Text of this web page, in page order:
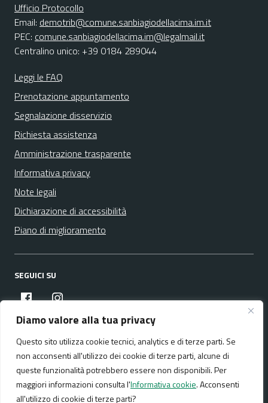
Diamo valore alla tua privacy
Questo sito utilizza cookie tecnici, analytics e di terze parti. Se
non acconsenti all'utilizzo dei cookie di terze parti, alcune di
queste funzionalità potrebbero essere non disponibili. Per
maggiori informazioni consulta l'Informativa cookie. Acconsenti
all'utilizzo di cookie di terze parti?
Ufficio Protocollo
Email: demotrib@comune.sanbiagiodellacima.im.it
PEC: comune.sanbiagiodellacima.im@legalmail.it
Centralino unico: +39 0184 289044
Leggi le FAQ
Prenotazione appuntamento
Segnalazione disservizio
Richiesta assistenza
Amministrazione trasparente
Informativa privacy
Note legali
Dichiarazione di accessibilità
Piano di miglioramento
SEGUICI SU
facebookinstagram
Media policy Mappa del sito